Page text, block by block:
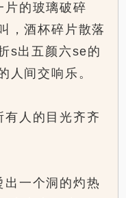
片的玻璃破碎
，酒杯碎片散落
s出五颜六se的
人间交响乐。
人的目光齐齐
出一个洞的灼热